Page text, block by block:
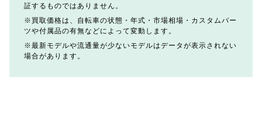
証するものではありません。
買取価格は、自転車の状態・年式・市場相場・カスタムパー
ツや付属品の有無などによって変動します。
最新モデルや流通量が少ないモデルはデータが表示されない
場合があります。